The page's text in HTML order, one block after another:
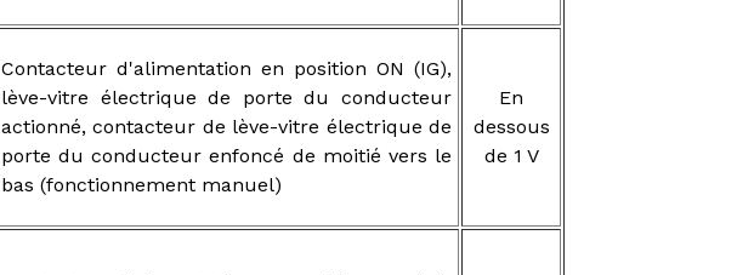
Contacteur d'alimentation en position ON (IG),
lève-vitre électrique de porte du conducteur
actionné, contacteur de lève-vitre électrique de
porte du conducteur enfoncé de moitié vers le
bas (fonctionnement manuel)
En
dessous
de 1 V